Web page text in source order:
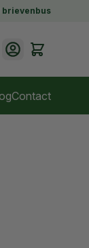
brievenbus
Cart
Contact